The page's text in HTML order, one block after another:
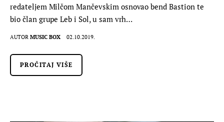
redateljem Milčom Mančevskim osnovao bend Bastion te
bio član grupe Leb i Sol, u sam vrh…
AUTOR MUSIC BOX 02.10.2019.
PROČITAJ VIŠE